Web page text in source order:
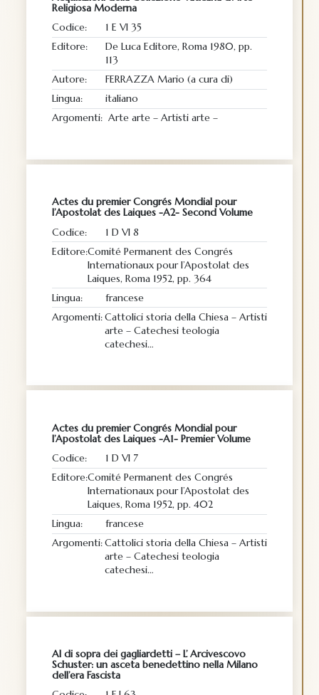
Religiosa Moderna
Codice:
1 E VI 35
Editore:
De Luca Editore, Roma 1980, pp.
113
Autore:
FERRAZZA Mario (a cura di)
Lingua:
italiano
Argomenti: Arte arte – Artisti arte –
Actes du premier Congrés Mondial pour
l’Apostolat des Laiques -A2- Second Volume
Codice:
1 D VI 8
Editore:Comité Permanent des Congrés
Internationaux pour l’Apostolat des
Laiques, Roma 1952, pp. 364
Lingua:
francese
Argomenti:Cattolici storia della Chiesa – Artisti
arte – Catechesi teologia
catechesi…
Actes du premier Congrés Mondial pour
l’Apostolat des Laiques -A1- Premier Volume
Codice:
1 D VI 7
Editore:Comité Permanent des Congrés
Internationaux pour l’Apostolat des
Laiques, Roma 1952, pp. 402
Lingua:
francese
Argomenti:Cattolici storia della Chiesa – Artisti
arte – Catechesi teologia
catechesi…
Al di sopra dei gagliardetti – L’ Arcivescovo
Schuster: un asceta benedettino nella Milano
dell’era Fascista